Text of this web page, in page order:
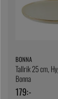
BONNA
Tallrik 25 cm,
Bonna
179:-